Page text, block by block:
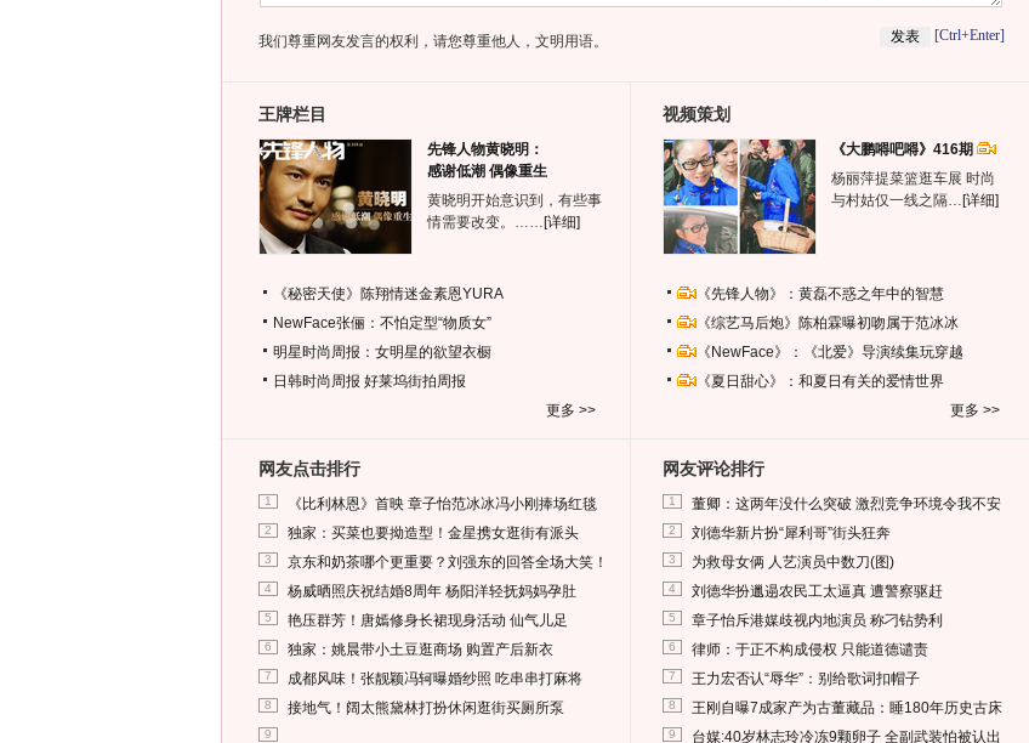
我们尊重网友发言的权利，请您尊重他人，文明用语。 [Ctrl+Enter]
王牌栏目
先锋人物黄晓明：
感谢低潮 偶像重生
黄晓明开始意识到，有些事
情需要改变。…… [详细]
《秘密天使》陈翔情迷金素恩YURA
NewFace张俪：不怕定型“物质女”
明星时尚周报：女明星的欲望衣橱
日韩时尚周报 好莱坞街拍周报
更多 >>
视频策划
《大鹏嘚吧嘚》416期
杨丽萍提菜篮逛车展 时尚
与村姑仅一线之隔… [详细]
《先锋人物》：黄磊不惑之年中的智慧
《综艺马后炮》陈柏霖曝初吻属于范冰冰
《NewFace》：《北爱》导演续集玩穿越
《夏日甜心》：和夏日有关的爱情世界
更多 >>
网友点击排行
1 《比利林恩》首映 章子怡范冰冰冯小刚捧场红毯
2 独家：买菜也要拗造型！金星携女逛街有派头
3 京东和奶茶哪个更重要？刘强东的回答全场大笑！
4 杨威晒照庆祝结婚8周年 杨阳洋轻抚妈妈孕肚
5 艳压群芳！唐嫣修身长裙现身活动 仙气儿足
6 独家：姚晨带小土豆逛商场 购置产后新衣
7 成都风味！张靓颖冯轲曝婚纱照 吃串串打麻将
8 接地气！阔太熊黛林打扮休闲逛街买厕所泵
9
网友评论排行
1 董卿：这两年没什么突破 激烈竞争环境令我不安
2 刘德华新片扮“犀利哥”街头狂奔
3 为救母女俩 人艺演员中数刀(图)
4 刘德华扮邋遢农民工太逼真 遭警察驱赶
5 章子怡斥港媒歧视内地演员 称刁钻势利
6 律师：于正不构成侵权 只能道德谴责
7 王力宏否认“辱华”：别给歌词扣帽子
8 王刚自曝7成家产为古董藏品：睡180年历史古床
9 台媒:40岁林志玲冷冻9颗卵子 全副武装怕被认出